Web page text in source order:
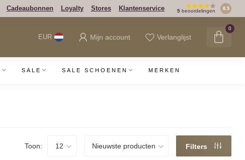
Cadeaubonnen Loyalty Stores Klantenservice 5 beoordelingen 8.5
EUR Mijn account Verlanglijst
0
SALE SALE SCHOENEN MERKEN
Toon: Filters